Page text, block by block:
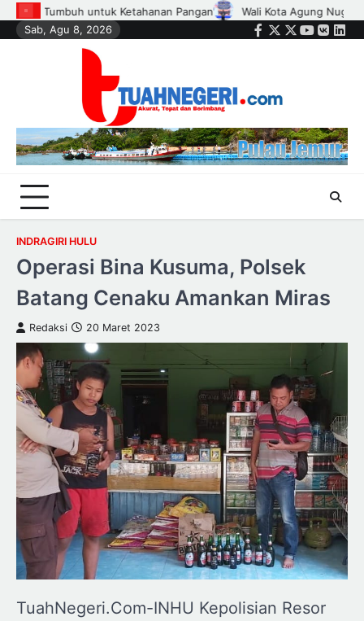
Skip
to
Lantik Hampir Seribu Ketua RT, RW, dan Pengurus Dasa Wisma
Sab, Agu 8, 2026
Facebook
Twitter
Instagram
Youtube
VK
INDRAGIRI HULU
Operasi Bina Kusuma, Polsek
Batang Cenaku Amankan Miras
Redaksi 20 Maret 2023
TuahNegeri.Com-INHU Kepolisian Resor